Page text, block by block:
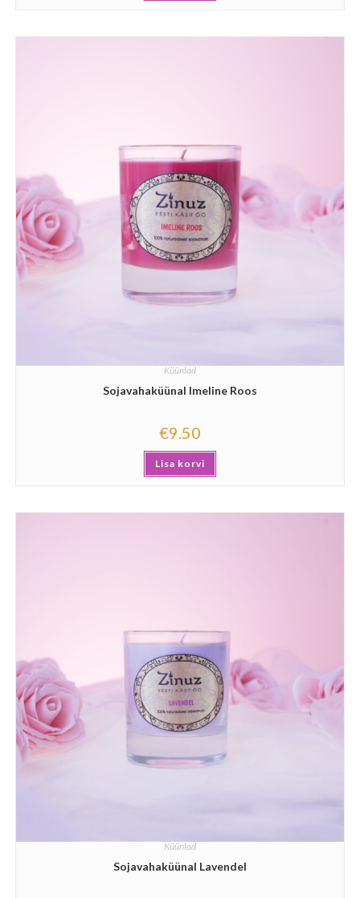
Küünlad
Sojavahaküünal Imeline Roos
€9.50
Lisa korvi
Küünlad
Sojavahaküünal Lavendel